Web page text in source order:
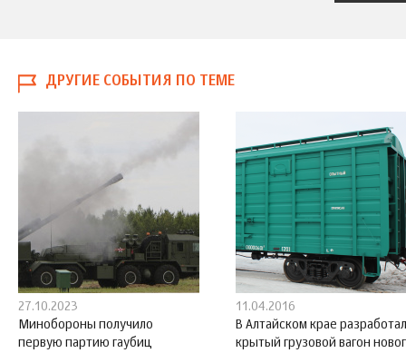
ДРУГИЕ СОБЫТИЯ ПО ТЕМЕ
27.10.2023
Минобороны получило
первую партию гаубиц
11.04.2016
В Алтайском крае
крытый грузовой вагон